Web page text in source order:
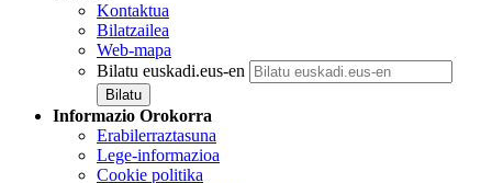
Kontaktua
Bilatzailea
Web-mapa
Bilatu euskadi.eus-en
Informazio Orokorra
Erabilerraztasuna
Lege-informazioa
Cookie politika